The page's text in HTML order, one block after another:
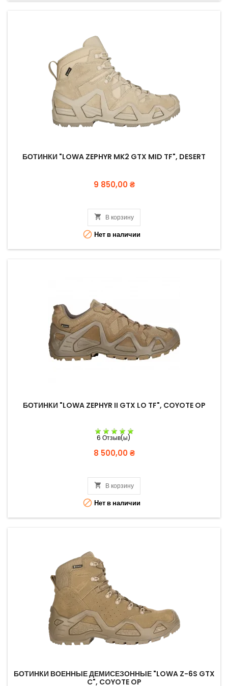
БОТИНКИ "LOWA ZEPHYR MK2 GTX MID TF", DESERT
Цена
9 850,00 ₴
 В корзину
 Нет в наличии
БОТИНКИ "LOWA ZEPHYR II GTX LO TF", COYOTE OP
6 Отзыв(ы)
Цена
8 500,00 ₴
 В корзину
 Нет в наличии
БОТИНКИ ВОЕННЫЕ ДЕМИСЕЗОННЫЕ "LOWA Z-6S GTX
C", COYOTE OP